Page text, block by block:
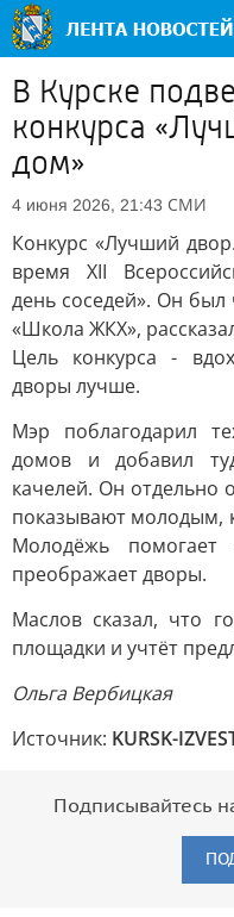
В Курске
конкурса
дом»
4 июня 2026, 21:43 СМИ
Конкурс «Лучший
время XII
день соседей». Он был
«Школа ЖКХ»,
Цель конкурса -
дворы лучше.
Мэр поблагодарил
домов и добавил
качелей. Он отдельно
показывают молодым,
Молодёжь
преображает дворы.
Маслов сказал, что
площадки и учтёт
Ольга Вербицкая
Источник: KURSK-
Подписывайтесь